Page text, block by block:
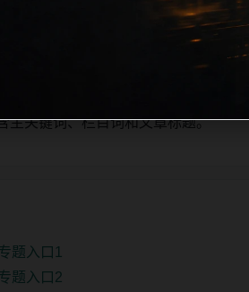
题相关、图片本地化的方式持续补充。
主关键词、栏目词和文章标题。
题入口1
题入口2